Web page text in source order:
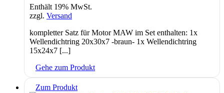
Enthält 19% MwSt.
zzgl. Versand
kompletter Satz für Motor MAW im Set enthalten: 1x
Wellendichtring 20x30x7 -braun- 1x Wellendichtring
15x24x7 [...]
Gehe zum Produkt
Zum Produkt